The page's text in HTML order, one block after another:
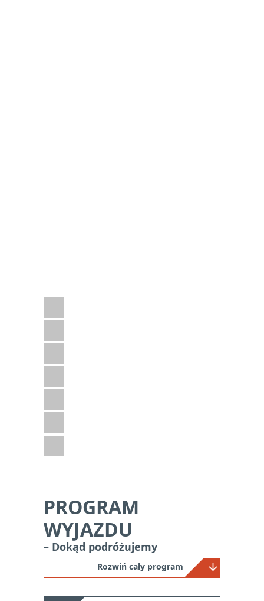
PROGRAM
WYJAZDU
– Dokąd podróżujemy
Rozwiń cały program